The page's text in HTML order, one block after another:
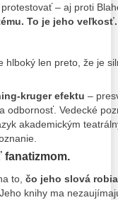
– aj proti
To je jeho veľkosť.
len preto, že je
kruger efektu –
odbornosť. Vedecké
akademickým
fanatizmom.
to, čo jeho slová
knihy ma